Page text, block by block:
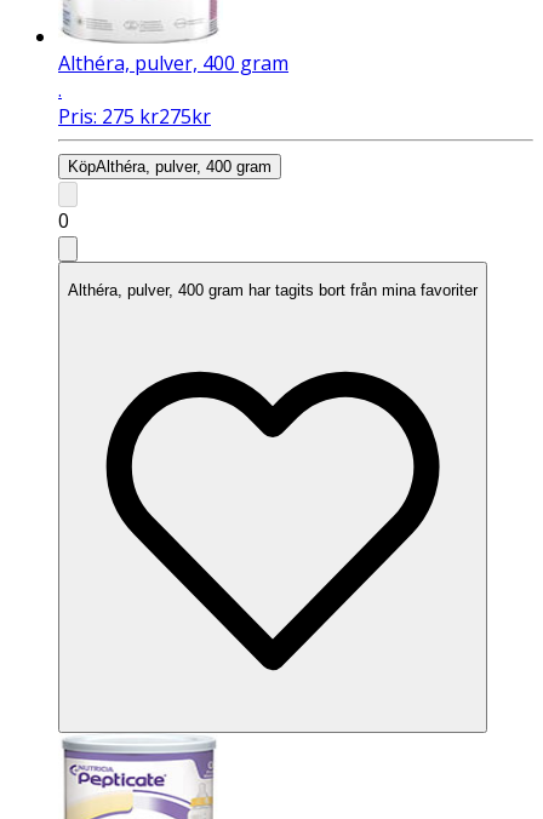
Althéra, pulver, 400 gram
.
Pris: 275 kr275kr
KöpAlthéra, pulver, 400 gram
0
Althéra, pulver, 400 gram har tagits bort från mina favoriter